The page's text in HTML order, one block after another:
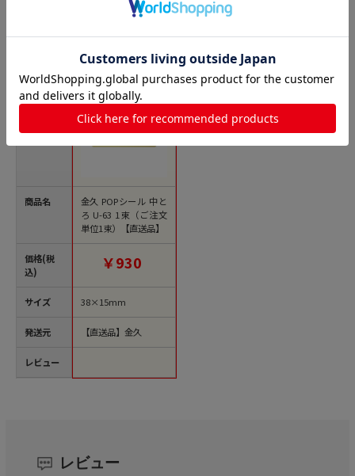
鮮魚シールの人気商品との比較
商品名
価格(税
込)
サイズ
発送元
レビュー
金久 POPシール 中と
ろ U-63 1束（ご注文
単位1束）【直送品】
￥930
38×15mm
【直送品】金久
レビュー